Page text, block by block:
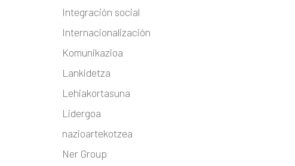
Integración social
Internacionalización
Komunikazioa
Lankidetza
Lehiakortasuna
Lidergoa
nazioartekotzea
Ner Group